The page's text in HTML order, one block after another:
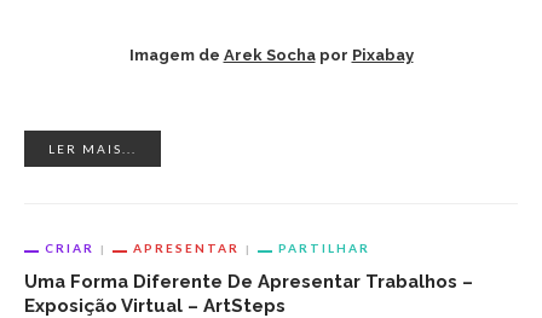
Imagem de Arek Sochapor Pixabay
LER MAIS...
CRIAR APRESENTAR PARTILHAR
Uma Forma Diferente De Apresentar Trabalhos –
Exposição Virtual – ArtSteps